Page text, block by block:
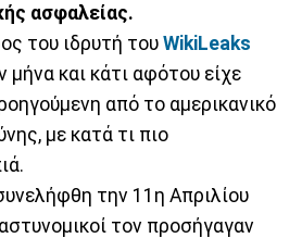
ασφαλείας.
του ιδρυτή του WikiLeaks
και κάτι αφότου είχε
από το αμερικανικό
με κατά τι πιο
την 11η Απριλίου
τον προσήγαγαν